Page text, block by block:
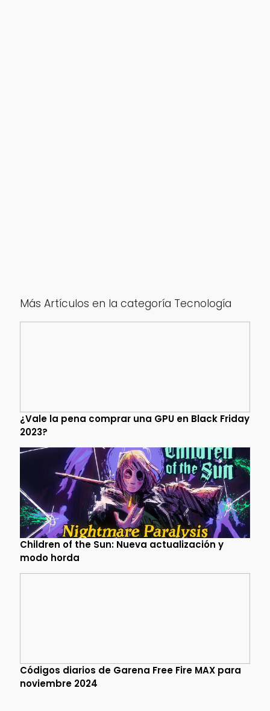
Más Artículos en la categoría Tecnología
¿Vale la pena comprar una GPU en Black Friday
2023?
Children of the Sun: Nueva actualización y
modo horda
Códigos diarios de Garena Free Fire MAX para
noviembre 2024